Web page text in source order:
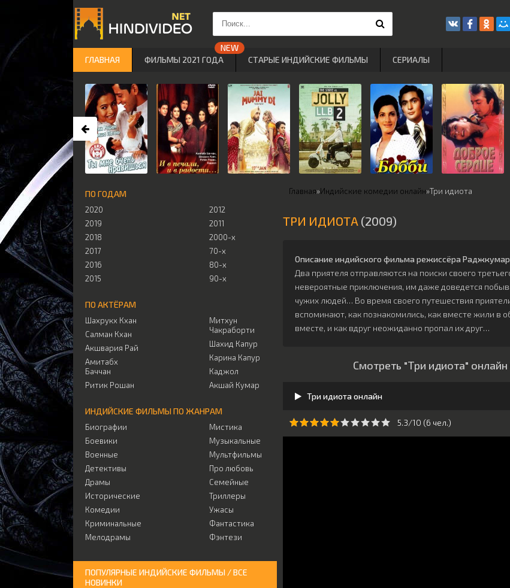
Главная»Индийские комедии онлайн»Три идиота
ТРИ ИДИОТА (2009)
Описание индийского фильма режиссёра
Два приятеля отправляются на поиски своего
невероятные приключения, им даже доведется
чужих людей… Во время своего путешествия
вспоминают, как познакомились, как вместе жили в
вместе, и как вдруг неожиданно пропал их друг…
Смотреть "Три идиота"
Три идиота онлайн
5.3/10 (6 чeл.)
ПО ГОДАМ
2020
2019
2018
2017
2016
2015
2012
2011
2000-х
70-х
80-х
90-х
ПО АКТЁРАМ
Шахрукх Кхан
Салман Кхан
Акшвария Рай
Амитабх
Баччан
Ритик Рошан
Митхун
Чакраборти
Шахид Капур
Карина Капур
Каджол
Акшай Кумар
ИНДИЙСКИЕ ФИЛЬМЫ ПО ЖАНРАМ
Биографии
Боевики
Военные
Детективы
Драмы
Исторические
Комедии
Криминальные
Мелодрамы
Мистика
Музыкальные
Мультфильмы
Про любовь
Семейные
Триллеры
Ужасы
Фантастика
Фэнтези
ПОПУЛЯРНЫЕ ИНДИЙСКИЕ ФИЛЬМЫ / ВСЕ
НОВИНКИ
ГЛАВНАЯ ФИЛЬМЫ 2021 ГОДА СТАРЫЕ ИНДИЙСКИЕ ФИЛЬМЫ СЕРИАЛЫ